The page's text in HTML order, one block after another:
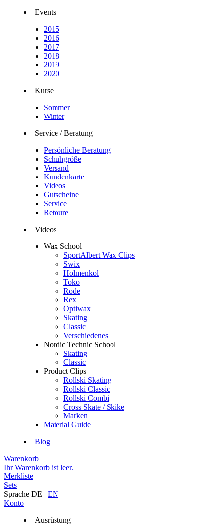
Events
2015
2016
2017
2018
2019
2020
Kurse
Sommer
Winter
Service / Beratung
Persönliche Beratung
Schuhgröße
Versand
Kundenkarte
Videos
Gutscheine
Service
Retoure
Videos
Wax School
SportAlbert Wax Clips
Swix
Holmenkol
Toko
Rode
Rex
Optiwax
Skating
Classic
Verschiedenes
Nordic Technic School
Skating
Classic
Product Clips
Rollski Skating
Rollski Classic
Rollski Combi
Cross Skate / Skike
Marken
Material Guide
Blog
Warenkorb
Ihr Warenkorb ist leer.
Merkliste
Sets
Sprache DE | EN
Konto
Ausrüstung